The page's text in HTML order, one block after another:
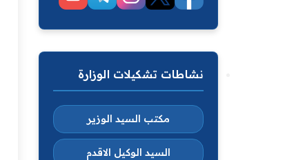
نشاطات تشكيلات الوزارة
مكتب السيد الوزير
السيد الوكيل الاقدم